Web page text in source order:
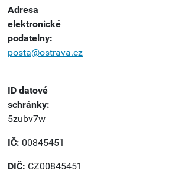
Adresa
elektronické
podatelny:
posta@ostrava.cz
ID datové
schránky:
5zubv7w
IČ: 00845451
DIČ: CZ00845451